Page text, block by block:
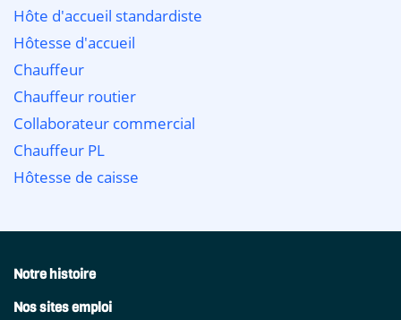
Hôte d'accueil standardiste
Hôtesse d'accueil
Chauffeur
Chauffeur routier
Collaborateur commercial
Chauffeur PL
Hôtesse de caisse
Notre histoire
Nos sites emploi